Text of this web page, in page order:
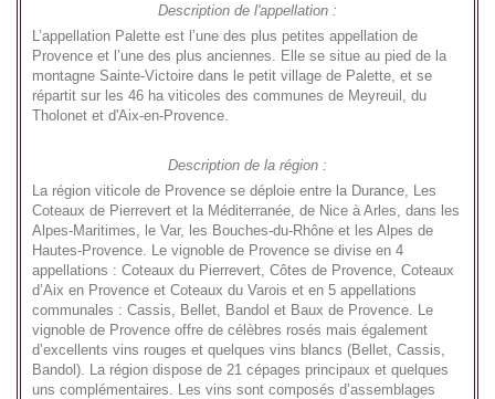
Description de l'appellation :
L’appellation Palette est l’une des plus petites appellation de
Provence et l’une des plus anciennes. Elle se situe au pied de la
montagne Sainte-Victoire dans le petit village de Palette, et se
répartit sur les 46 ha viticoles des communes de Meyreuil, du
Tholonet et d'Aix-en-Provence.
Description de la région :
La région viticole de Provence se déploie entre la Durance, Les
Coteaux de Pierrevert et la Méditerranée, de Nice à Arles, dans les
Alpes-Maritimes, le Var, les Bouches-du-Rhône et les Alpes de
Hautes-Provence. Le vignoble de Provence se divise en 4
appellations : Coteaux du Pierrevert, Côtes de Provence, Coteaux
d’Aix en Provence et Coteaux du Varois et en 5 appellations
communales : Cassis, Bellet, Bandol et Baux de Provence. Le
vignoble de Provence offre de célèbres rosés mais également
d’excellents vins rouges et quelques vins blancs (Bellet, Cassis,
Bandol). La région dispose de 21 cépages principaux et quelques
uns complémentaires. Les vins sont composés d’assemblages